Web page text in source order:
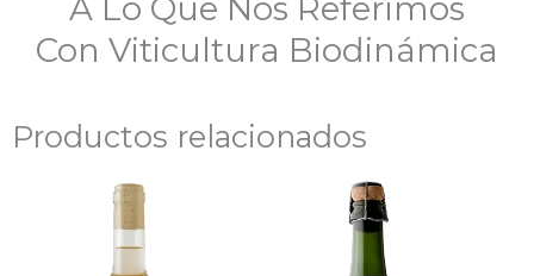
A Lo Que Nos Referimos
Con Viticultura Biodinámica
Productos relacionados